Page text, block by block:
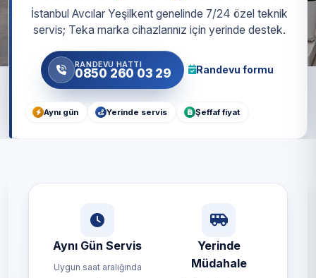
İstanbul Avcılar Yeşilkent genelinde 7/24 özel teknik
servis; Teka marka cihazlarınız için yerinde destek.
RANDEVU HATTI
0850 260 03 29 Randevu formu
Aynı gün Yerinde servis Şeffaf fiyat
Aynı Gün Servis
Uygun saat aralığında
Yerinde
Müdahale